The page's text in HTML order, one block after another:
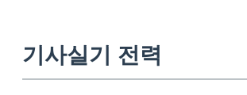
기사실기 전력